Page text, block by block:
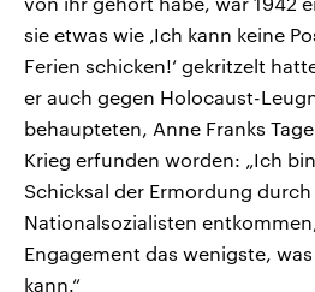
sie etwas wie ‚Ich kann keine
Ferien schicken!‘ gekritzelt
er auch gegen Holocaust-
behaupteten, Anne Franks
Krieg erfunden worden: „Ich
Schicksal der Ermordung
Nationalsozialisten
Engagement das wenigste,
kann.“